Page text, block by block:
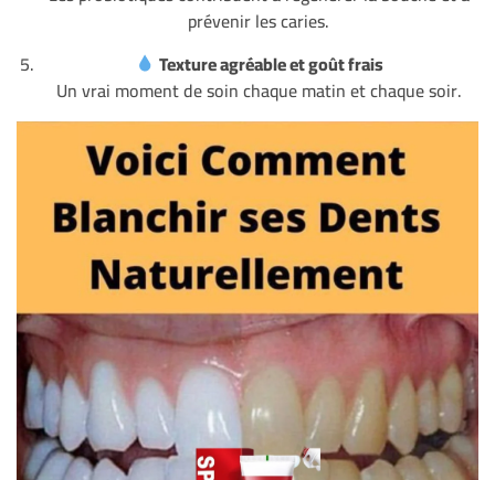
prévenir les caries.
Texture agréable et goût frais
Un vrai moment de soin chaque matin et chaque soir.